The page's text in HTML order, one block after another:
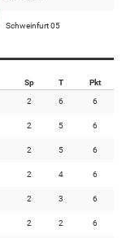
Schweinfurt 05
Sp T Pkt
2 6 6
2 5 6
2 5 6
2 4 6
2 3 6
2 2 6